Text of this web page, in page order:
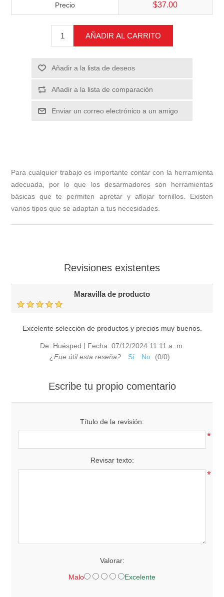
Precio $37.00
AÑADIR AL CARRITO
Añadir a la lista de deseos
Añadir a la lista de comparación
Enviar un correo electrónico a un amigo
Para cualquier trabajo es importante contar con la herramienta
adecuada, por lo que los desarmadores son herramientas
básicas que te permiten apretar y aflojar tornillos. Existen
varios tipos que se adaptan a tus necesidades.
Revisiones existentes
Maravilla de producto
Excelente selección de productos y precios muy buenos.
De: Huésped | Fecha: 07/12/2024 11:11 a. m.
¿Fue útil esta reseña?
Sí No (0/0)
Escribe tu propio comentario
Título de la revisión:
*
Revisar texto:
*
Valorar:
Malo Excelente